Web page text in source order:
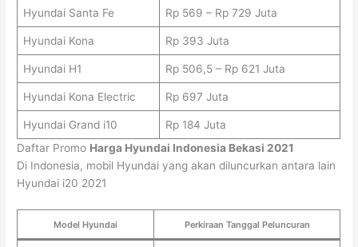
Hyundai Santa Fe Rp 569 – Rp 729 Juta
Hyundai Kona Rp 393 Juta
Hyundai H1 Rp 506,5 – Rp 621 Juta
Hyundai Kona Electric Rp 697 Juta
Hyundai Grand i10
Rp 184 Juta
Daftar Promo Harga Hyundai Indonesia Bekasi 2021
Di Indonesia, mobil Hyundai yang akan diluncurkan antara lain
Hyundai i20 2021
Model Hyundai Perkiraan Tanggal Peluncuran